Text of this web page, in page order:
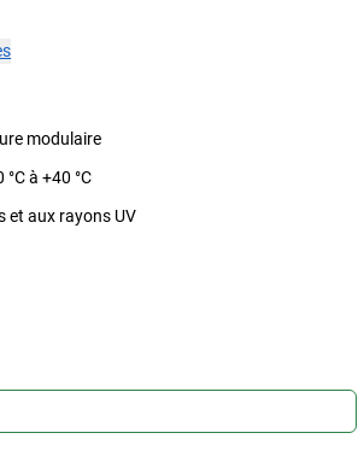
modulaire
à +40 °C
et aux rayons UV